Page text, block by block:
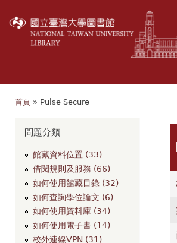
首頁 » Pulse Secure
問題分類
館藏資料位置 (33)
借閱規則及服務 (66)
如何使用館藏目錄 (32)
如何查詢學位論文 (6)
如何使用資料庫 (34)
如何使用電子書 (14)
校外連線VPN (31)